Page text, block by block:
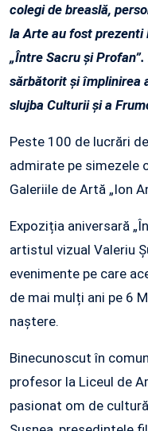
colegi de breaslă,
la Arte au fost prezenti
„Între Sacru și
sărbătorit și împlinirea
slujba Culturii și a
Peste 100 de lucrări
admirate pe simezele
Galeriile de Artă „Ion
Expoziția aniversară
artistul vizual Valeriu
evenimente pe care
de mai mulți ani pe 6
naștere.
Binecunoscut în
profesor la Liceul de
pasionat om de